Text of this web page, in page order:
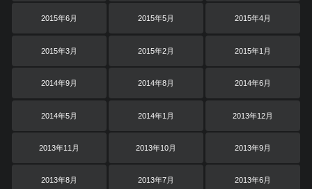
2015年6月 2015年5月 2015年4月
2015年3月 2015年2月 2015年1月
2014年9月 2014年8月 2014年6月
2014年5月 2014年1月 2013年12月
2013年11月 2013年10月 2013年9月
2013年8月 2013年7月 2013年6月